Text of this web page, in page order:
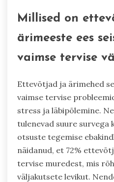
Millised on
ärimeeste ees
vaimse tervise
Ettevõtjad ja ärimehed
vaimse tervise
stress ja läbipõlemine.
tulenevad suure survega
otsuste tegemise
näidanud, et 72%
tervise muredest, mis
väljakutsete levikut.